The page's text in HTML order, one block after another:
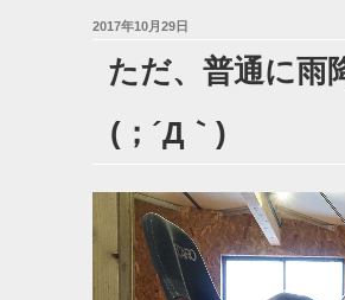
投
2017年10月29日
ただ、普通に雨
(；´Д｀)